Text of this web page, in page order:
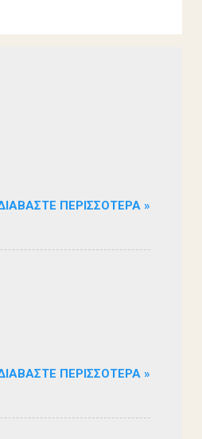
ΠΕΡΙΣΣΌΤΕΡΑ »
ΠΕΡΙΣΣΌΤΕΡΑ »